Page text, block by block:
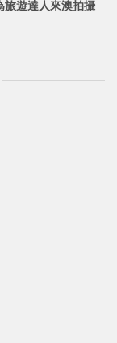
旅遊達人來澳拍攝